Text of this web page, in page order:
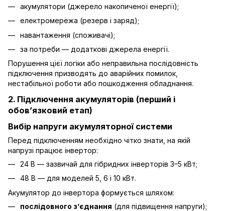
акумулятори (джерело накопиченої енергії);
електромережа (резерв і заряд);
навантаження (споживачі);
за потреби — додаткові джерела енергії.
Порушення цієї логіки або неправильна послідовність
підключення призводять до аварійних помилок,
нестабільної роботи або пошкодження обладнання.
2. Підключення акумуляторів (перший і
обов’язковий етап)
Вибір напруги акумуляторної системи
Перед підключенням необхідно чітко знати, на якій
напрузі працює інвертор:
24 В — зазвичай для гібридних інверторів 3–5 кВт;
48 В — для моделей 5, 6 і 10 кВт.
Акумулятор до інвертора формується шляхом:
послідовного з’єднання (для підвищення напруги);